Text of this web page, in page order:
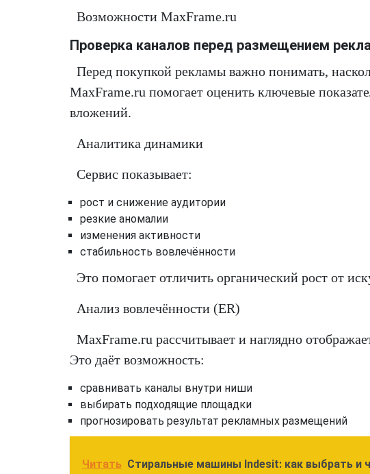
Возможности MaxFrame.ru
Проверка каналов перед размещением
Перед покупкой рекламы важно понимать,
MaxFrame.ru помогает оценить ключевые
вложений.
Аналитика динамики
Сервис показывает:
рост и снижение аудитории
резкие аномалии
изменения активности
стабильность вовлечённости
Это помогает отличить органический рост от
Анализ вовлечённости (ER)
MaxFrame.ru рассчитывает и наглядно
Это даёт возможность:
сравнивать каналы внутри ниши
выбирать подходящие площадки
прогнозировать результат рекламных размещений
Читать Стиральные машины Indesit: как выбрать и